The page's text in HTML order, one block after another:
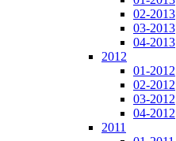
02-2013
03-2013
04-2013
2012
01-2012
02-2012
03-2012
04-2012
2011